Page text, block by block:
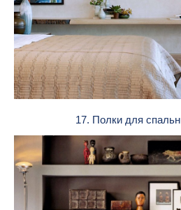
17. Полки для